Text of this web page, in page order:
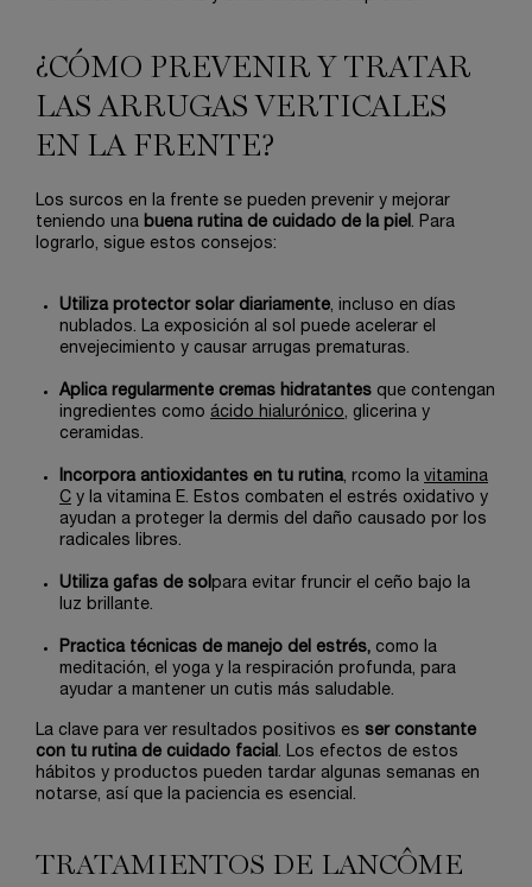
¿CÓMO PREVENIR Y TRATAR
LAS ARRUGAS VERTICALES
EN LA FRENTE?
Los surcos en la frente se pueden prevenir y mejorar
teniendo una buena rutina de cuidado de la piel
. Para
lograrlo, sigue estos consejos:
Utiliza protector solar diariamente , incluso en días
nublados. La exposición al sol puede acelerar el
envejecimiento y causar arrugas prematuras.
Aplica regularmente cremas hidratantes que contengan
ingredientes como ácido hialurónico , glicerina y
ceramidas.
Incorpora antioxidantes en tu rutina, rcomo la vitamina
C y la vitamina E. Estos combaten el estrés oxidativo y
ayudan a proteger la dermis del daño causado por los
radicales libres.
Utiliza gafas de sol para evitar fruncir el ceño bajo la
luz brillante.
Practica técnicas de manejo del estrés, como la
meditación, el yoga y la respiración profunda, para
ayudar a mantener un cutis más saludable.
La clave para ver resultados positivos es ser constante
con tu rutina de cuidado facial
. Los efectos de estos
hábitos y productos pueden tardar algunas semanas en
notarse, así que la paciencia es esencial.
TRATAMIENTOS DE LANCÔME